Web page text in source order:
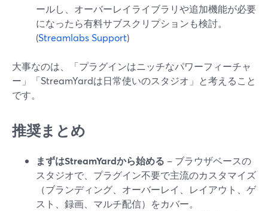
ールし、オーバーレイライブラリや追加機能が必要
になったら有料サブスクリプションも検討。
(Streamlabs Support)
大事なのは、「プラグインはニッチなパワーフィーチャ
ー」「StreamYardは日常使いのスタジオ」と考えること
です。
推奨まとめ
まずはStreamYardから始める – ブラウザベースの
スタジオで、プラグイン不要で主流のカスタマイズ
（ブランディング、オーバーレイ、レイアウト、ゲ
スト、録画、マルチ配信）をカバー。